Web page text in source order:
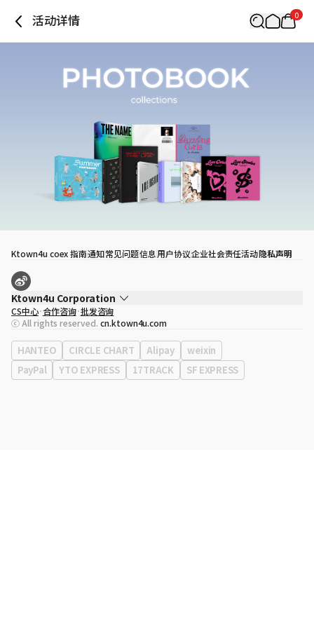
活动详情 0
Ktown4u coex 指南通知常见问题信息用户协议企业社会责任活动隐私声明
Ktown4u Corporation
代表
宋効珉
营业执照 120-87-71116
公司地址 首尔特别市 江南区 岭东大路 513号 3楼 （三成洞， coex)
CS中心 合作咨询 批发咨询
ⓒ All rights reserved. cn.ktown4u.com
HANTEO CIRCLE CHART Alipay
weixin
PayPal
YTO EXPRESS 17TRACK SF EXPRESS